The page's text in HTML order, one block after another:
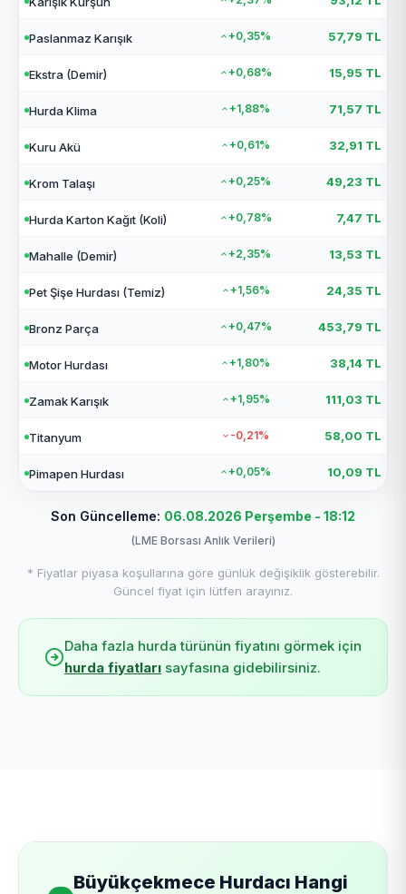
Paslanmaz Karışık +0,35% 57,79 TL
Ekstra (Demir) +0,68% 15,95 TL
Hurda Klima +1,88% 71,57 TL
Kuru Akü +0,61% 32,91 TL
Krom Talaşı +0,25% 49,23 TL
Hurda Karton Kağıt (Koli) +0,78% 7,47 TL
Mahalle (Demir) +2,35% 13,53 TL
Pet Şişe Hurdası (Temiz) +1,56% 24,35 TL
Bronz Parça +0,47% 453,79 TL
Motor Hurdası +1,80% 38,14 TL
Zamak Karışık +1,95% 111,03 TL
Titanyum -0,21% 58,00 TL
Pimapen Hurdası +0,05% 10,09 TL
Son Güncelleme: 06.08.2026 Perşembe - 18:12
(LME Borsası Anlık Verileri)
* Fiyatlar piyasa koşullarına göre günlük değişiklik gösterebilir.
Güncel fiyat için lütfen arayınız.
Daha fazla hurda türünün fiyatını görmek için
hurda fiyatları sayfasına gidebilirsiniz.
Büyükçekmece Hurdacı Hangi